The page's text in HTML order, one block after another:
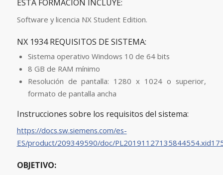
ESTA FORMACIÓN INCLUYE:
Software y licencia NX Student Edition.
NX 1934 REQUISITOS DE SISTEMA:
Sistema operativo Windows 10 de 64 bits
8 GB de RAM mínimo
Resolución de pantalla: 1280 x 1024 o superior,
formato de pantalla ancha
Instrucciones sobre los requisitos del sistema:
https://docs.sw.siemens.com/es-
ES/product/209349590/doc/
OBJETIVO: